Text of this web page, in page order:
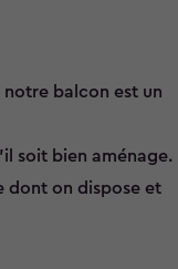
balcon est un
soit bien aménage. Il
dont on dispose et